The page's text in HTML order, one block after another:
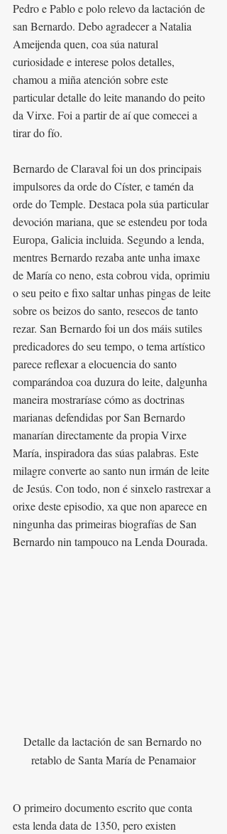
Pedro e Pablo e polo relevo da lactación de
san Bernardo. Debo agradecer a Natalia
Ameijenda quen, coa súa natural
curiosidade e interese polos detalles,
chamou a miña atención sobre este
particular detalle do leite manando do peito
da Virxe. Foi a partir de aí que comecei a
tirar do fío.
Bernardo de Claraval foi un dos principais
impulsores da orde do Císter, e tamén da
orde do Temple. Destaca pola súa particular
devoción mariana, que se estendeu por toda
Europa, Galicia incluida. Segundo a lenda,
mentres Bernardo rezaba ante unha imaxe
de María co neno, esta cobrou vida, oprimiu
o seu peito e fixo saltar unhas pingas de leite
sobre os beizos do santo, resecos de tanto
rezar. San Bernardo foi un dos máis sutiles
predicadores do seu tempo, o tema artístico
parece reflexar a elocuencia do santo
comparándoa coa duzura do leite, dalgunha
maneira mostraríase cómo as doctrinas
marianas defendidas por San Bernardo
manarían directamente da propia Virxe
María, inspiradora das súas palabras. Este
milagre converte ao santo nun irmán de leite
de Jesús. Con todo, non é sinxelo rastrexar a
orixe deste episodio, xa que non aparece en
ningunha das primeiras biografías de San
Bernardo nin tampouco na Lenda Dourada.
Detalle da lactación de san Bernardo no
retablo de Santa María de Penamaior
O primeiro documento escrito que conta
esta lenda data de 1350, pero existen